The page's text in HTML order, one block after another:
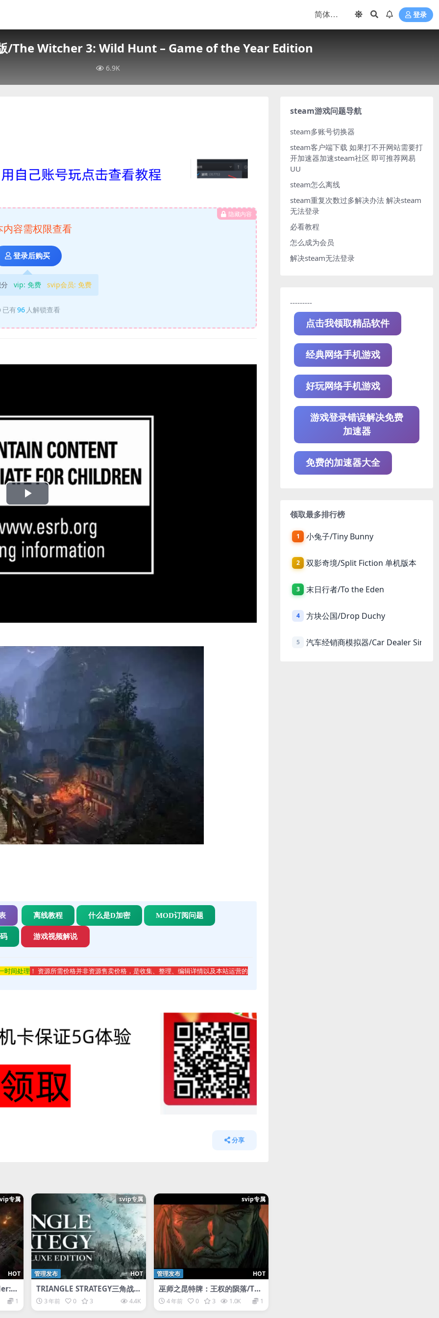
登录
/The Witcher 3: Wild Hunt – Game of the Year Edition
6.9K
隐藏内容
内容需权限查看
登录后购买
vip: 免费 svip会员: 免费
已有96 人解锁查看
Play
Video
离线教程 什么是D加密 MOD订阅问题
游戏视频解说
时间处理 ！ 资源所需价格并非资源售卖价格，是收集、整理、编辑详情以及本站运营的
分享
专属
HOT
K
1
svip专属
HOT
管理发布
TRIANGLE STRATEGY三角战
略-D加密
3 年前 0 3 4.4K
svip专属
HOT
管理发布
巫师之昆特牌：王权的陨落/Thr
onebreaker: The Witcher Ta
les
4 年前 0 3 1.0K 1
steam游戏问题导航
steam多账号切换器
steam客户端下载 如果打不开网站需要打
开加速器加速steam社区 即可推荐网易
UU
steam怎么离线
steam重复次数过多解决办法 解决steam
无法登录
必看教程
怎么成为会员
解决steam无法登录
---------
点击我领取精品软件
经典网络手机游戏
好玩网络手机游戏
游戏登录错误解决免费
加速器
免费的加速器大全
领取最多排行榜
1 小兔子/Tiny Bunny
2 双影奇境/Split Fiction 单机版本
3 末日行者/To the Eden
4 方块公国/Drop Duchy
5 汽车经销商模拟器/Car Dealer